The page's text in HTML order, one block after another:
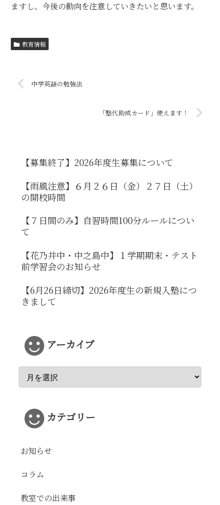
ますし、今後の動向を注意していきたいと思います。
教育情報
中学英語の勉強法
「塾代助成カード」使えます！
【募集終了】2026年度生募集について
【雨風注意】６月２６日（金）２７日（土）
の開校時間
【７日間のみ】自習時間100分ルールについ
て
【花乃井中・中之島中】１学期期末・テスト
前学習会のお知らせ
【6月26日締切】2026年度生の新規入塾につ
きまして
アーカイブ
カテゴリー
お知らせ
コラム
教室での出来事